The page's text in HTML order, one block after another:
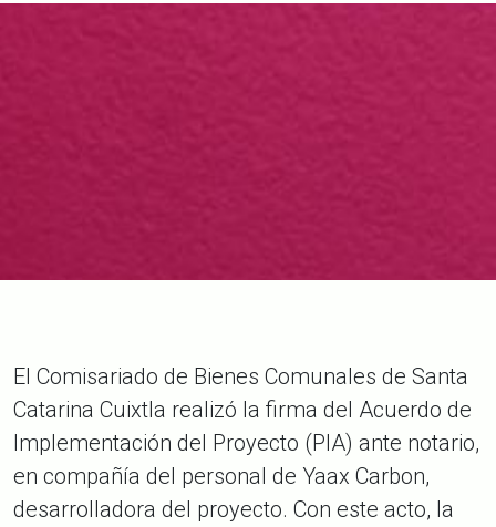
El Comisariado de Bienes Comunales de Santa
Catarina Cuixtla realizó la firma del Acuerdo de
Implementación del Proyecto (PIA) ante notario,
en compañía del personal de Yaax Carbon,
desarrolladora del proyecto. Con este acto, la